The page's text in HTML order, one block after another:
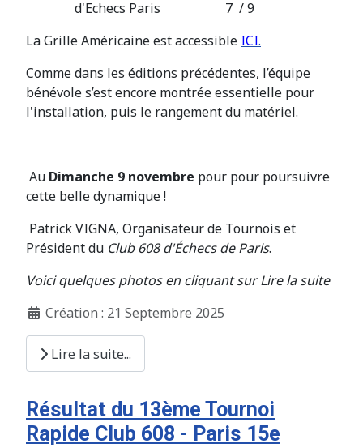
d'Echecs Paris 7 / 9
La Grille Américaine est accessible ICI.
Comme dans les éditions précédentes, l’équipe
bénévole s’est encore montrée essentielle pour
l'installation, puis le rangement du matériel.
Au Dimanche 9 novembre pour pour poursuivre
cette belle dynamique !
Patrick VIGNA, Organisateur de Tournois et
Président du Club 608 d'Échecs de Paris.
Voici quelques photos en cliquant sur Lire la suite
Création : 21 Septembre 2025
Lire la suite...
Résultat du 13ème Tournoi
Rapide Club 608 - Paris 15e